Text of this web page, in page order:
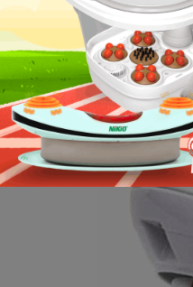
mẫu dưới 500k, OKBUY còn
cầm tay Mini Body